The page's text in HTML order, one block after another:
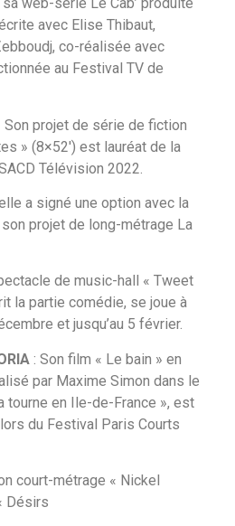
avec Elise Thibaut,
co-réalisée avec
au Festival TV de
Son projet de série de fiction
» (8×52′) est lauréat de la
Télévision 2022.
a signé une option avec la
projet de long-métrage La
de music-hall « Tweet
la partie comédie, se joue à
et jusqu’au 5 février.
: Son film « Le bain » en
par Maxime Simon dans le
tourne en Ile-de-France », est
du Festival Paris Courts
court-métrage « Nickel
Désirs